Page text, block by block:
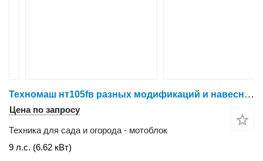
Техномаш нт105fв разных модификаций и навесное оборудование к ни
Цена по запросу
Техника для сада и огорода - мотоблок
9 л.с. (6.62 кВт)